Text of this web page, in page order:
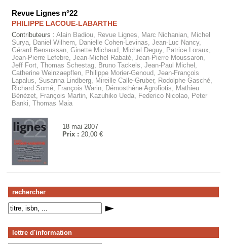
rechercher
lettre d'information
18 mai 2007
Prix : 20,00 €
Revue Lignes n°22
PHILIPPE LACOUE-LABARTHE
Contributeurs : Alain Badiou, Revue Lignes, Marc Nichanian, Michel
Surya, Daniel Wilhem, Danielle Cohen-Levinas, Jean-Luc Nancy,
Gérard Bensussan, Ginette Michaud, Michel Deguy, Patrice Loraux,
Jean-Pierre Lefebre, Jean-Michel Rabaté, Jean-Pierre Moussaron,
Jeff Fort, Thomas Schestag, Bruno Tackels, Jean-Paul Michel,
Catherine Weinzaepflen, Philippe Morier-Genoud, Jean-François
Lapalus, Susanna Lindberg, Mireille Calle-Gruber, Rodolphe Gasché,
Richard Somé, François Warin, Démosthène Agrofiotis, Mathieu
Bénézet, François Martin, Kazuhiko Ueda, Federico Nicolao, Peter
Banki, Thomas Maia